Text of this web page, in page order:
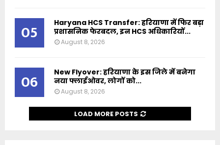
05
Haryana HCS Transfer: हरियाणा में फिर बड़ा
प्रशासनिक फेरबदल, इन HCS अधिकारियों...
August 8, 2026
06
New Flyover: हरियाणा के इस जिले में बनेगा
नया फ्लाईओवर, लोगों को...
August 8, 2026
LOAD MORE POSTS